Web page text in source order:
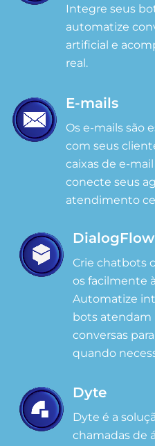
Integre seus
automatize
artificial e
real.
E-mails
Os e-mails são
com seus
caixas de e-
conecte seus
atendimento
DialogFlow
Crie chatbots
os facilmente
Automatize
bots atendam
conversas
quando
Dyte
Dyte é a
chamadas de